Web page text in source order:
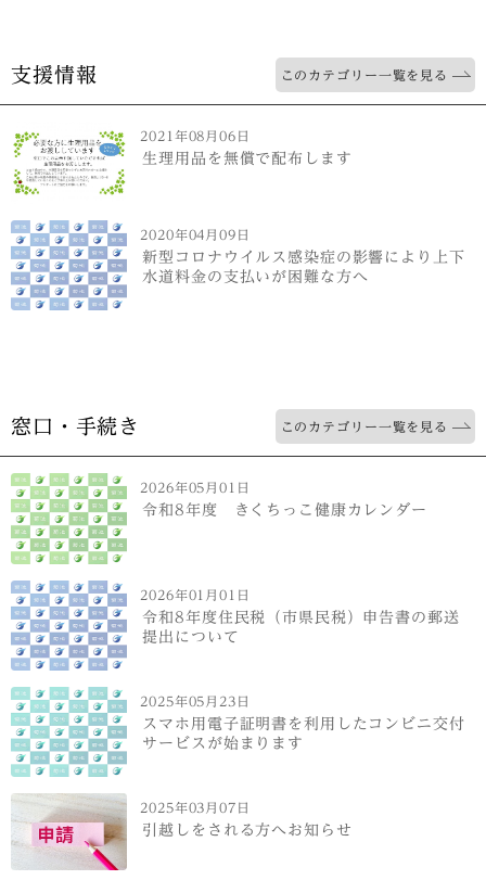
支援情報 このカテゴリー一覧を見る
2021年08月06日
生理用品を無償で配布します
2020年04月09日
新型コロナウイルス感染症の影響により上下
水道料金の支払いが困難な方へ
窓口・手続き このカテゴリー一覧を見る
2026年05月01日
令和8年度 きくちっこ健康カレンダー
2026年01月01日
令和8年度住民税（市県民税）申告書の郵送
提出について
2025年05月23日
スマホ用電子証明書を利用したコンビニ交付
サービスが始まります
2025年03月07日
引越しをされる方へお知らせ